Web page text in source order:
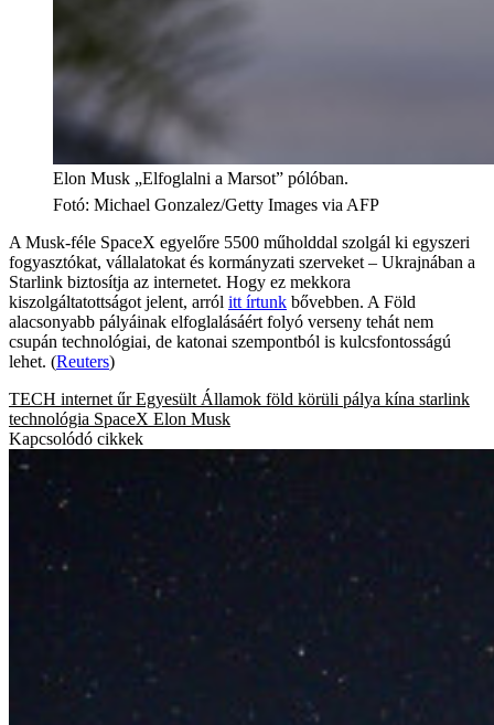
Elon Musk „Elfoglalni a Marsot” pólóban.
Fotó: Michael Gonzalez/Getty Images via AFP
A Musk-féle SpaceX egyelőre 5500 műholddal szolgál ki egyszeri
fogyasztókat, vállalatokat és kormányzati szerveket – Ukrajnában a
Starlink biztosítja az internetet. Hogy ez mekkora
kiszolgáltatottságot jelent, arról itt írtunk bővebben. A Föld
alacsonyabb pályáinak elfoglalásáért folyó verseny tehát nem
csupán technológiai, de katonai szempontból is kulcsfontosságú
lehet. (Reuters)
TECH internet űr Egyesült Államok föld körüli pálya kína starlink
technológia SpaceX Elon Musk
Kapcsolódó cikkek